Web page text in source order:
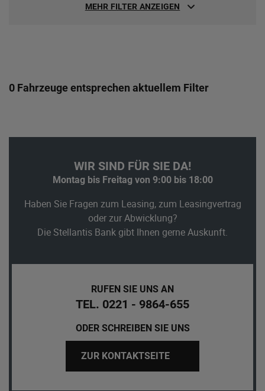
MEHR FILTER ANZEIGEN
0 Fahrzeuge entsprechen aktuellem Filter
WIR SIND FÜR SIE DA!
Montag bis Freitag von 9:00 bis 18:00
Haben Sie Fragen zum Leasing, zum Leasingvertrag
oder zur Abwicklung?
Die Stellantis Bank gibt Ihnen gerne Auskunft.
RUFEN SIE UNS AN
TEL. 0221 - 9864-655
ODER SCHREIBEN SIE UNS
ZUR KONTAKTSEITE